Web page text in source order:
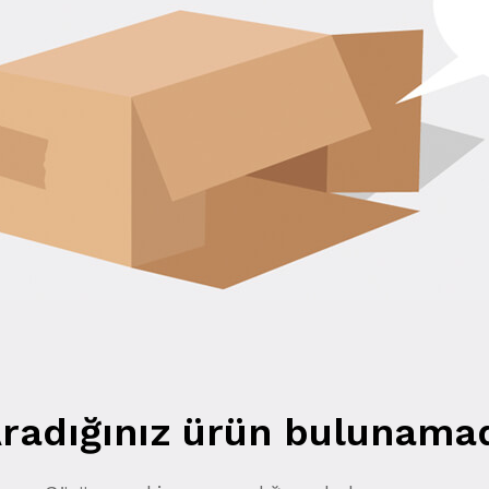
ürün